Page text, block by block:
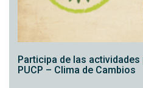
Participa de las
PUCP – Clima de Cambios